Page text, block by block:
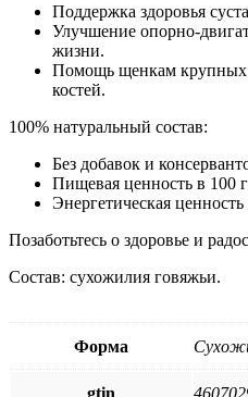
Поддержка здоровья
Улучшение опорно-
жизни.
Помощь щенкам крупных
костей.
100% натуральный состав:
Без добавок и
Пищевая ценность в 100
Энергетическая
Позаботьтесь о здоровье и
Состав: сухожилия говяжьи.
Форма
gtin